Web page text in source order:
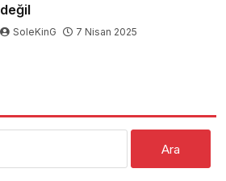
değil
SoleKinG 7 Nisan 2025